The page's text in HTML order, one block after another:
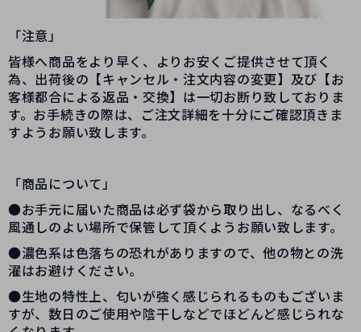
「注意」
皆様へ商品をより早く、よりお安くご提供させて頂く
為、出荷後の【キャンセル・注文内容の変更】及び【お
客様都合による返品・交換】は一切お断り致しておりま
す。お手続きの際は、ご注文詳細を十分にご確認頂きま
すようお願い致します。
「商品について」
●お手元に届いた商品は必ず袋から取り出し、なるべく
風通しのよい場所で保管して頂くようお願い致します。
●濃色系は色落ちの恐れがありますので、他の物との洗
濯はお避けください。
●生地の特性上、匂いが強く感じられるものもございま
すが、数日のご使用や陰干しなどでほどんど感じられな